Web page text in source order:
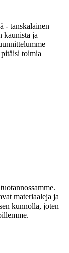
- tanskalainen
kaunista ja
toimia
materiaaleja ja
kunnolla, joten